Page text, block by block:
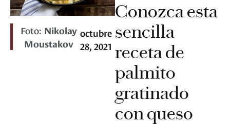
Foto: Nikolay
Moustakov
octubre
28, 2021
Conozca esta
sencilla
receta de
palmito
gratinado
con queso